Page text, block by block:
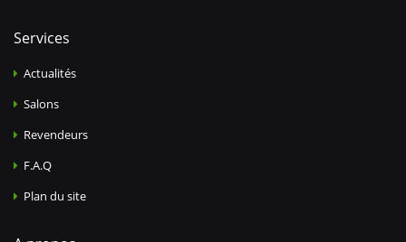
Services
Actualités
Salons
Revendeurs
F.A.Q
Plan du site